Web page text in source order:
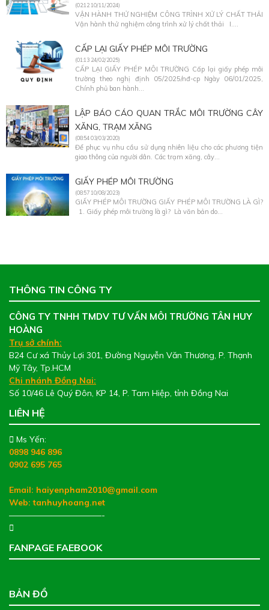
(02:12 10/11/2024)
VẬN HÀNH THỬ NGHIỆM CÔNG TRÌNH XỬ LÝ CHẤT THẢI
Vận hành thử nghiệm công trình xử lý chất thải I....
CẤP LẠI GIẤY PHÉP MÔI TRƯỜNG
(01:13 24/02/2025)
CẤP LẠI GIẤY PHÉP MÔI TRƯỜNG Cấp lại giấy phép môi
trường theo nghị định 05/2025/nđ-cp Ngày 06/01/2025,
Chính phủ ban hành...
LẬP BÁO CÁO QUAN TRẮC MÔI TRƯỜNG CÂY
XĂNG, TRẠM XĂNG
(08:54 03/03/2020)
Để phục vụ nhu cầu sử dụng nhiên liệu cho các phương tiện
giao thông của người dân. Các trạm xăng, cây...
GIẤY PHÉP MÔI TRƯỜNG
(08:57 10/08/2023)
GIẤY PHÉP MÔI TRƯỜNG GIẤY PHÉP MÔI TRƯỜNG LÀ GÌ?
1. Giấy phép môi trường là gì? Là văn bản do...
THÔNG TIN CÔNG TY
CÔNG TY TNHH TMDV TƯ VẤN MÔI TRƯỜNG TÂN HUY
HOÀNG
Trụ sở chính:
B24 Cư xá Thủy Lợi 301, Đường Nguyễn Văn Thương, P. Thạnh
Mỹ Tây, Tp.HCM
Chi nhánh Đồng Nai:
Số 10/46 Lê Quý Đôn, KP 14, P. Tam Hiệp, tỉnh Đồng Nai
LIÊN HỆ
Ms Yến:
0898 946 896
0902 695 765
Email: haiyenpham2010@gmail.com
Web:tanhuyhoang.net
———————————-
FANPAGE FAEBOOK
BẢN ĐỒ